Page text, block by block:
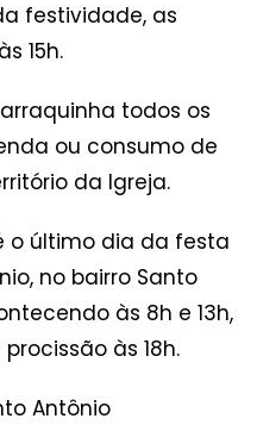
festividade, as
15h.
todos os
ou consumo de
da Igreja.
o último dia da festa
no bairro Santo
às 8h e 13h,
às 18h.
Antônio